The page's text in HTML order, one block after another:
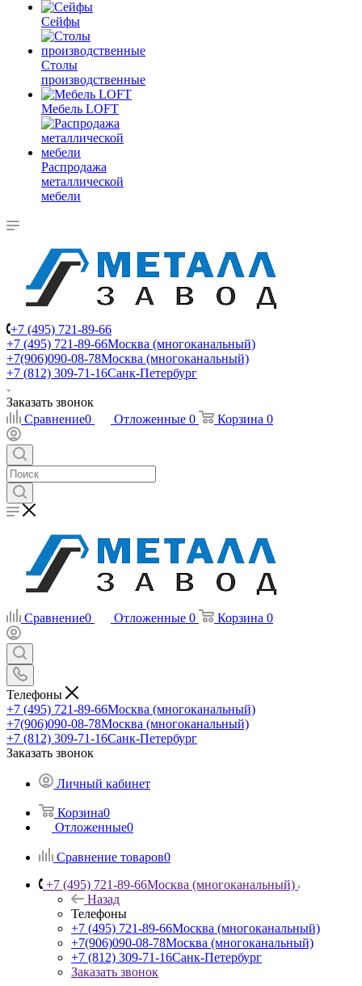
Сейфы
Столы
производственные
Мебель LOFT
Распродажа
металлической
мебели
+7 (495) 721-89-66
+7 (495) 721-89-66Москва (многоканальный)
+7(906)090-08-78Москва (многоканальный)
+7 (812) 309-71-16Санк-Петербург
Заказать звонок
Сравнение0 Отложенные 0 Корзина 0
Сравнение0 Отложенные 0 Корзина 0
Телефоны
+7 (495) 721-89-66Москва (многоканальный)
+7(906)090-08-78Москва (многоканальный)
+7 (812) 309-71-16Санк-Петербург
Заказать звонок
Личный кабинет
Корзина0
Отложенные0
Сравнение товаров0
+7 (495) 721-89-66Москва (многоканальный)
Назад
Телефоны
+7 (495) 721-89-66Москва (многоканальный)
+7(906)090-08-78Москва (многоканальный)
+7 (812) 309-71-16Санк-Петербург
Заказать звонок